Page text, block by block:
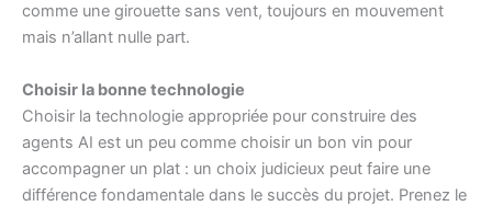
comme une girouette sans vent, toujours en mouvement
mais n’allant nulle part.
Choisir la bonne technologie
Choisir la technologie appropriée pour construire des
agents AI est un peu comme choisir un bon vin pour
accompagner un plat : un choix judicieux peut faire une
différence fondamentale dans le succès du projet. Prenez le